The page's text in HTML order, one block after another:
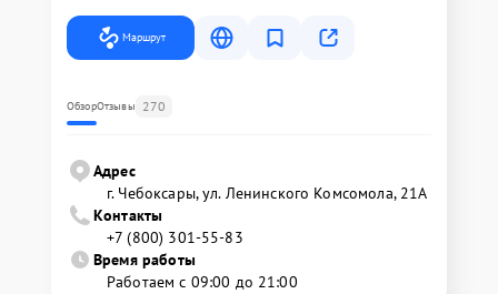
Маршрут
ОбзорОтзывы 270
Адрес
г. Чебоксары, ул. Ленинского Комсомола, 21А
Контакты
+7 (800) 301-55-83
Время работы
Работаем с 09:00 до 21:00